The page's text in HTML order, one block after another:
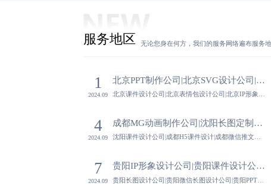
服务地区 无论您身在何方，我们的服务网络遍布服务
1
2024.09
北京PPT制作公司|北京SVG设计公司|北京课件设计公司|北京表情包设计公司-蓝橙视觉
4
2024.09
成都MG动画制作公司|沈阳长图定制设计|沈阳课件设计公司|成都H5课件设计-蓝橙视觉
沈阳课件设计公司|成都H5课件设计|成都微信推文设计公司|沈阳吉祥物设计公司-蓝橙视觉,设计公司注重设计作品的可持续性评估，确保设计不仅美观实用，还符合环保与可持续发展的要求。
7
2024.09
贵阳IP形象设计公司|贵阳课件设计公司|贵阳长图设计公司|贵阳微信长图设计公司-蓝橙视觉